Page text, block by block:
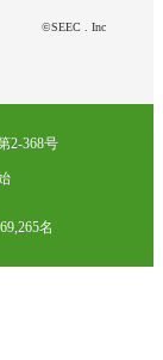
©SEEC . Inc
2-368号
名